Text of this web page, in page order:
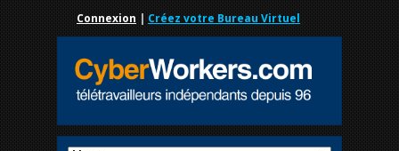
Connexion | Créez votre Bureau Virtuel